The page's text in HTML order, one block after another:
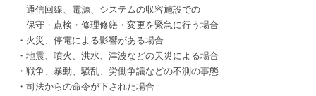
通信回線、電源、システムの収容施設での
保守・点検・修理修繕・変更を緊急に行う場合
・火災、停電による影響がある場合
・地震、噴火、洪水、津波などの天災による場合
・戦争、暴動、騒乱、労働争議などの不測の事態
・司法からの命令が下された場合